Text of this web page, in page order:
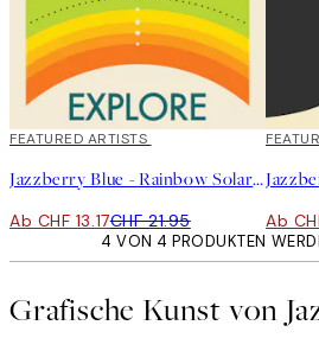
40%*
FEATURED ARTISTS
Jazzberry Blue - Rainbow Solar System Poster
Ab CHF 13.17CHF 21.95
40%*
Ab
4 VON 4 PRODUKTEN
Grafische Kunst von